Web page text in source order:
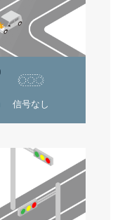
信号なし